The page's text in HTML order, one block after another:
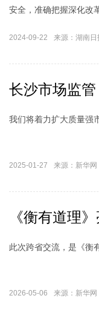
安全，准确把握深化改
2024-09-22 来源：湖南日
长沙市场监
我们将着力扩大质量强
2025-01-27 来源：新华网
《衡有道理
此次跨省交流，是《衡
2026-05-06 来源：新华网